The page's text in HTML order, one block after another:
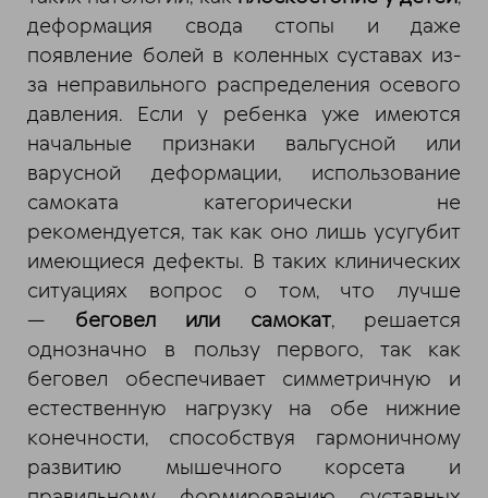
деформация свода стопы и даже
появление болей в коленных суставах из-
за неправильного распределения осевого
давления. Если у ребенка уже имеются
начальные признаки вальгусной или
варусной деформации, использование
самоката категорически не
рекомендуется, так как оно лишь усугубит
имеющиеся дефекты. В таких клинических
ситуациях вопрос о том, что лучше
— беговел или самокат, решается
однозначно в пользу первого, так как
беговел обеспечивает симметричную и
естественную нагрузку на обе нижние
конечности, способствуя гармоничному
развитию мышечного корсета и